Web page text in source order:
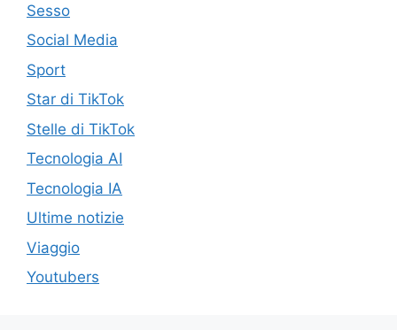
Sesso
Social Media
Sport
Star di TikTok
Stelle di TikTok
Tecnologia AI
Tecnologia IA
Ultime notizie
Viaggio
Youtubers